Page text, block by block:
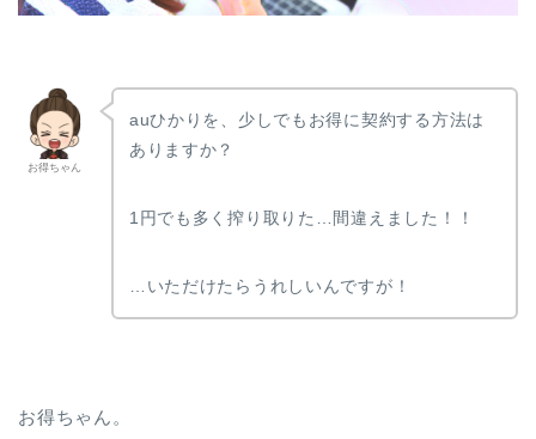
お得ちゃん
auひかりを、少しでもお得に契約する方法は
ありますか？
1円でも多く搾り取りた…間違えました！！
…いただけたらうれしいんですが！
お得ちゃん。